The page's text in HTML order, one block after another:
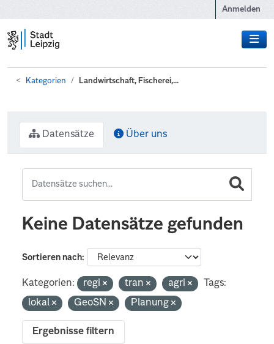
Anmelden
Kategorien Landwirtschaft, Fischerei,...
Datensätze Über uns
Keine Datensätze gefunden
Sortieren nach
Kategorien: regi tran agri
Tags:
lokal
GeoSN Planung
Ergebnisse filtern